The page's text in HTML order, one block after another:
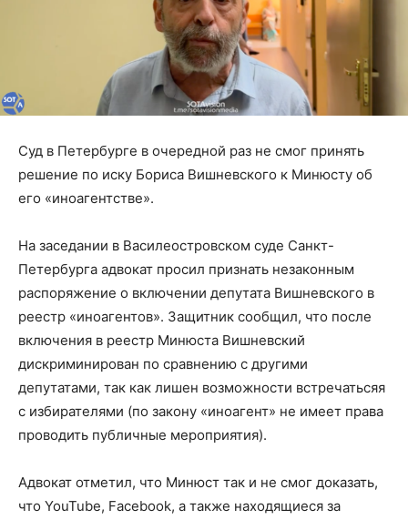
Суд в Петербурге в очередной раз не смог принять
решение по иску Бориса Вишневского к Минюсту об
его «иноагентстве».
На заседании в Василеостровском суде Санкт-
Петербурга адвокат просил признать незаконным
распоряжение о включении депутата Вишневского в
реестр «иноагентов». Защитник сообщил, что после
включения в реестр Минюста Вишневский
дискриминирован по сравнению с другими
депутатами, так как лишен возможности встречатьсяя
с избирателями (по закону «иноагент» не имеет права
проводить публичные мероприятия).
Адвокат отметил, что Минюст так и не смог доказать,
что YouTube, Facebook, а также находящиеся за